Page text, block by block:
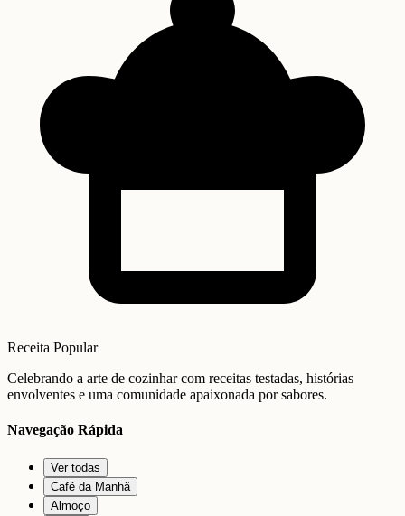
Receita Popular
Celebrando a arte de cozinhar com receitas testadas, histórias
envolventes e uma comunidade apaixonada por sabores.
Navegação Rápida
Ver todas
Café da Manhã
Almoço